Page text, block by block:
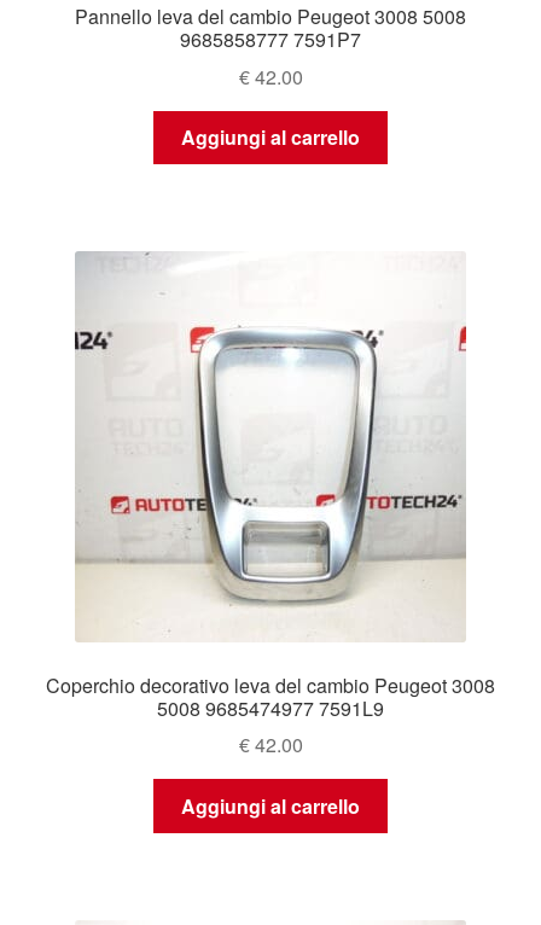
Pannello leva del cambio Peugeot 3008 5008
9685858777 7591P7
€42.00
Aggiungi al carrello
Coperchio decorativo leva del cambio Peugeot 3008
5008 9685474977 7591L9
€42.00
Aggiungi al carrello